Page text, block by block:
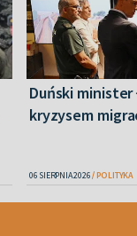
Duński minister
kryzysem
06 SIERPNIA 2026 POLITYKA